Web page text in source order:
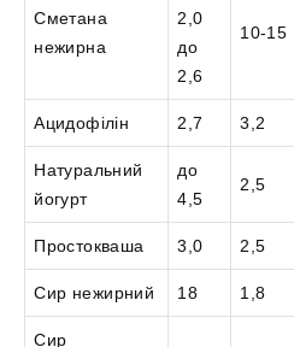
Сметана
нежирна
2,0
до
2,6
10-15
Ацидофілін 2,7 3,2
Натуральний
йогурт
до
4,5
2,5
Простокваша 3,0 2,5
Сир нежирний 18 1,8
Сир